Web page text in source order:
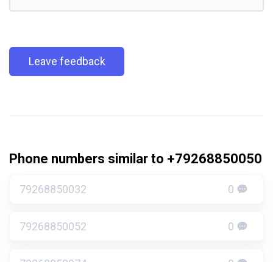
Leave feedback
Phone numbers similar to +79268850050
79268850032 0
79268850052 0